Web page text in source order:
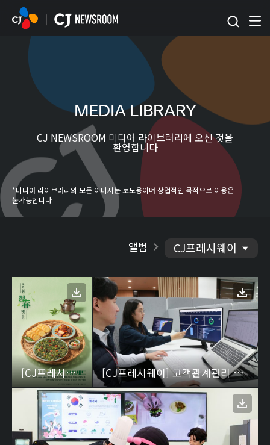
본문 바로가기
MEDIA LIBRARY
CJ NEWSROOM 미디어 라이브러리에 오신 것을
환영합니다
*미디어 라이브러리의 모든 이미지는 보도용이며 상업적인 목적으로 이용은
불가능합니다
앨범 CJ프레시웨이
[CJ프레시웨이] 봄 신메뉴 온그린 한상세트 [CJ프레시웨이] 고객관계관리 시스템 구축… 데이터 경영 가속화